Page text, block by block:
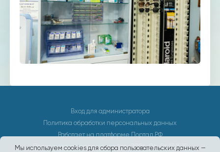
Мы используем cookies для сбора пользовательских данных —
Вход для администратора
Политика обработки персональных данных
Работает на платформеПортал.РФ
Последние обновление сайта: 2026-04-06 13:15:19